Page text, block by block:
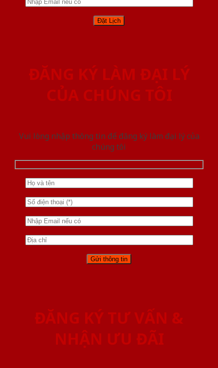
ĐĂNG KÝ LÀM ĐẠI LÝ
CỦA CHÚNG TÔI
Vui lòng nhập thông tin để đăng ký làm đại lý của
chúng tôi
ĐĂNG KÝ TƯ VẤN &
NHẬN ƯU ĐÃI